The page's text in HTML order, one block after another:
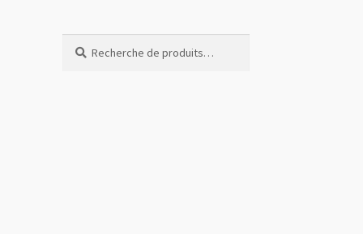
pour :